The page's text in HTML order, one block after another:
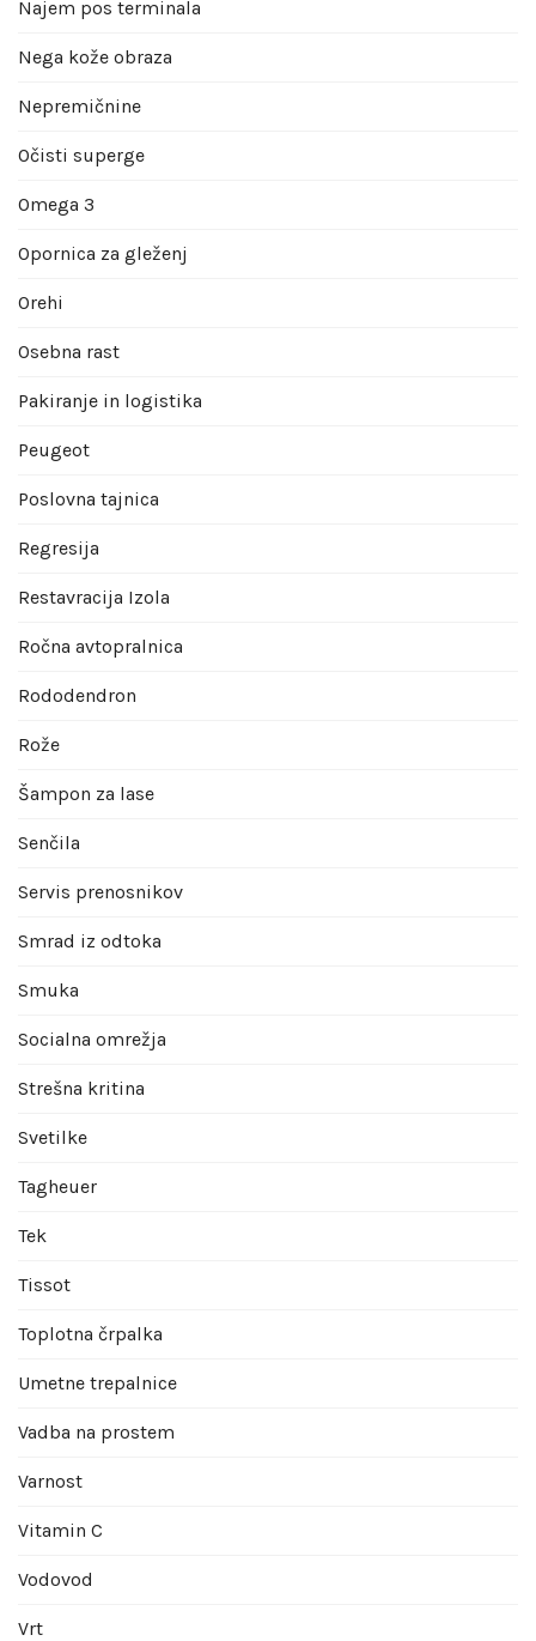
Najem pos terminala
Nega kože obraza
Nepremičnine
Očisti superge
Omega 3
Opornica za gleženj
Orehi
Osebna rast
Pakiranje in logistika
Peugeot
Poslovna tajnica
Regresija
Restavracija Izola
Ročna avtopralnica
Rododendron
Rože
Šampon za lase
Senčila
Servis prenosnikov
Smrad iz odtoka
Smuka
Socialna omrežja
Strešna kritina
Svetilke
Tagheuer
Tek
Tissot
Toplotna črpalka
Umetne trepalnice
Vadba na prostem
Varnost
Vitamin C
Vodovod
Vrt